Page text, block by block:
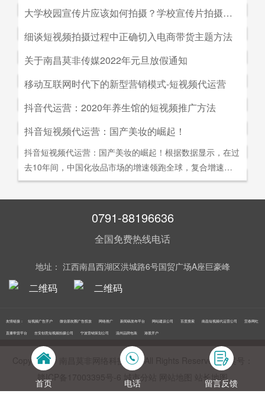
而事实上，正是因为公司规模小，才需要通过一个企业形象
片的包装，给经销商客户等以信心。
何选择抖音代运营公司呢，首先我们要先了解抖音代运营的
主要工作有哪些，抖音代运营公司会帮助我们做什么，什么
是我们自己做不到的，随着抖音的流行，抖音代运营的发展
前景是非常好的。
直播+短视频，新模式新机遇，南昌莫非传媒全域营销平台
会对市场营销造成深远的影响，引领企业走向下一场变革。
2G时代，消费者实现了通讯的自由；3G时代，视频通话和
移动数据技术的兴起推动了智能手机的发展；到了4G技术
的普及，成为了视频流媒体、移动应用和程序化广告发展的
信息的接收已经从图文时代转向了视听时代，而营销方式也
从单一的PC搜索引擎向多媒体、多领域转移，短视频、直
大学校园宣传片应该如何拍摄？学校宣传片拍摄出来有哪些作用？
大学校园宣传片应该如何拍摄？学校宣传片拍摄出来有哪些
始陆续的展开，而为了配合更好的招生进行学校文化建设，
都会拍摄一些大学宣传片来吸引更多学生，进而达到校园招
生的目的。那么，大学宣传片如何拍摄呢？有哪些作用？下
面小编就来为大家简单介绍一下。
细谈短视频拍摄过程中正确切入电商带货主题方法
细谈短视频拍摄过程中正确切入电商带货主题方法。短视频
一是创建自己的个人IP品牌,比如李子柒；二是创建代表生
活方式的品牌, 比如“一条”。前者就是基于达人的影响力创
建品牌,以IP名为品牌名,以达人为 品牌背书,这种模式其实更
像粉丝经济。普通用户受短视频内容的吸引 成为达人的粉
丝,进而成为产生实际购买行为的用户。实践证明,只要 IP足
够打动人心,他们就能爆发出巨大的影响力。以李子柒为例,
李子柒凭借短视频积累了千万粉丝,后在淘宝平台开设店铺,
关于南昌莫非传媒2022年元旦放假通知
关于南昌莫非传媒2022年元旦放假通知.元旦：1月1日（星
月4日（星期二）上班。在此期间，如果您有需要我们提供
服务的地方可直接在网站留言板块进行留言，上班后，我们
会及时回复；如有紧急事项可拨打0791-88196636进行咨
询。
移动互联网时代下的新型营销模式-短视频代运营
移动互联网时代下的新型营销模式-短视频代运营。创意营
的含义发生了新的变化，是以创意表达的内容为连接的、以
社交分享和算法匹配为，主要传播信道的用户参与共创的新
型整合营销模式。
抖音代运营：2020年养生馆的短视频推广方法
抖音代运营：2020年养生馆的短视频推广方法.南昌莫非文
告及网络营销领域的公司，是国内领先的一站式全网营销推
广创新型服务平台。主营：蓝V认证，抖音，快手短视频代
理，搜索引擎营销，关键词优化，网站建设，SEO网站优
化，SEM竞价优化，小程序制作，网络推广，网络营销，
设计，LOGO设计，口碑优化，品牌形象设计，获客推广，
网站定制，APP开发，软件制作，网络公关，网站推广，海
告等等业务！在江西更多人选择南昌莫非传媒！
抖音短视频代运营：国产美妆的崛起！
抖音短视频代运营：国产美妆的崛起！根据数据显示，在过
去10年间，中国化妆品市场的增速领跑全球，复合增速达9.
5%。庞大的市场让国产美妆迅速崛起，其中，完美日记一
0791-88196636
全国免费热线电话
地址： 江西南昌西湖区洪城路6号国贸广场A座巨豪峰
友情链接： 短视频广告开户 微信朋友圈广告投放 网络推广 新闻稿发布平台 网站建设公司 百度搜索 南昌短视频代运营公司 宜春网红
直播带货平台 吉安创意短视频拍摄公司 宁波营销策划公司 温州品牌包装 港股开户
Copyright © 南昌莫非网络科技公司 All Rights Reserved 备案号：
赣ICP备17003395号‍-6
城市分站 站长地图
首页 电话 留言反馈